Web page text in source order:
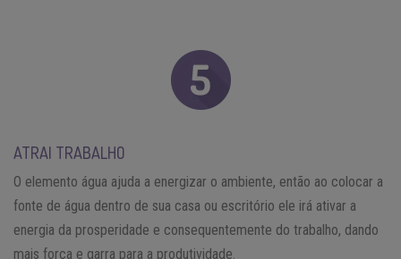
ATRAI TRABALHO
O elemento água ajuda a energizar o ambiente, então ao colocar a
fonte de água dentro de sua casa ou escritório ele irá ativar a
energia da prosperidade e consequentemente do trabalho, dando
mais força e garra para a produtividade.